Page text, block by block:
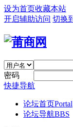
设为首页收藏本站
开启辅助访问 切换
密码
快捷导航
论坛首页Portal
论坛导航BBS